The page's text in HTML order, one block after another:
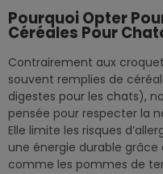
Pourquoi Opter
Céréales Pour
Contrairement aux
souvent remplies de
digestes pour les chats),
pensée pour respecter la
Elle limite les risques
une énergie durable
comme les pommes de